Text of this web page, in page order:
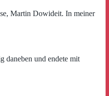
Martin Dowideit. In meiner
daneben und endete mit